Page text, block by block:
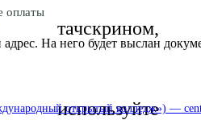
тачскрином,
используйте
открытый колледж») —
оплаты
На него будет выслан